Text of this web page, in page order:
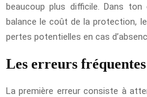
beaucoup plus difficile. Dans
balance le coût de la protection,
pertes potentielles en cas
Les erreurs
La première erreur consiste à